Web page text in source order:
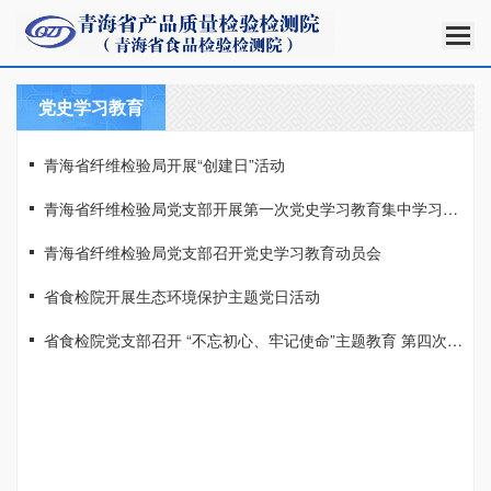
党史学习教育
青海省纤维检验局开展“创建日”活动
青海省纤维检验局党支部开展第一次党史学习教育集中学习活动
青海省纤维检验局党支部召开党史学习教育动员会
省食检院开展生态环境保护主题党日活动
省食检院党支部召开 “不忘初心、牢记使命”主题教育 第四次专题研讨会